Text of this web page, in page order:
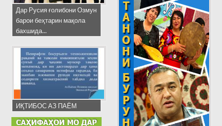
Дар Русия ғолибони Озмун
барои беҳтарин мақола
бахшида...
ИҚТИБОС АЗ ПАЁМ